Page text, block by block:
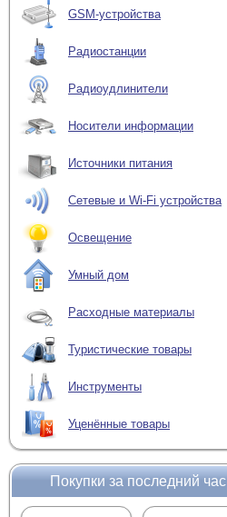
GSM-устройства
Радиостанции
Радиоудлинители
Носители информации
Источники питания
Сетевые и Wi-Fi устройства
Освещение
Умный дом
Расходные материалы
Туристические товары
Инструменты
Уценённые товары
Покупки за последний час